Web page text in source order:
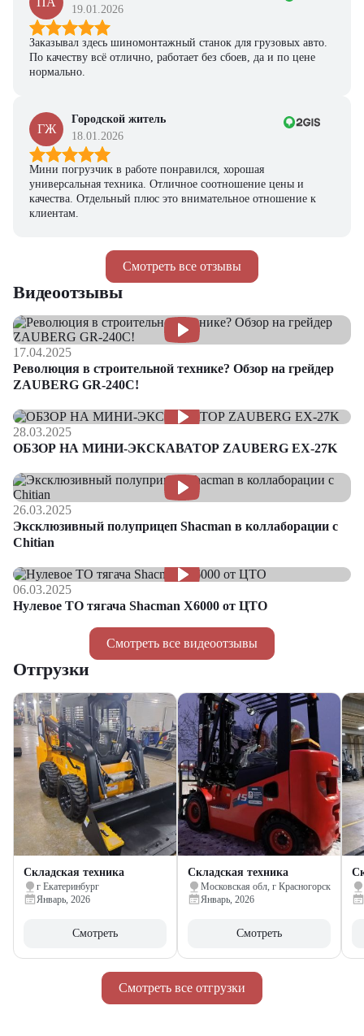
Смотреть все отзывы
19.01.2026
Заказывал здесь шиномонтажный станок для грузовых авто.
По качеству всё отлично, работает без сбоев, да и по цене
нормально.
ГЖ
Городской житель
18.01.2026
Мини погрузчик в работе понравился, хорошая
универсальная техника. Отличное соотношение цены и
качества. Отдельный плюс это внимательное отношение к
клиентам.
Смотреть все видеоотзывы
Видеоотзывы
17.04.2025
Революция в строительной технике? Обзор на грейдер
ZAUBERG GR-240C!
28.03.2025
ОБЗОР НА МИНИ-ЭКСКАВАТОР ZAUBERG EX-27K
26.03.2025
Эксклюзивный полуприцеп Shacman в коллаборации с
Chitian
06.03.2025
Нулевое ТО тягача Shacman Х6000 от ЦТО
Смотреть все отгрузки
Отгрузки
Складская техника
г Екатеринбург
Январь, 2026
Смотреть
Складская техника
Московская обл, г Красногорск
Январь, 2026
Смотреть